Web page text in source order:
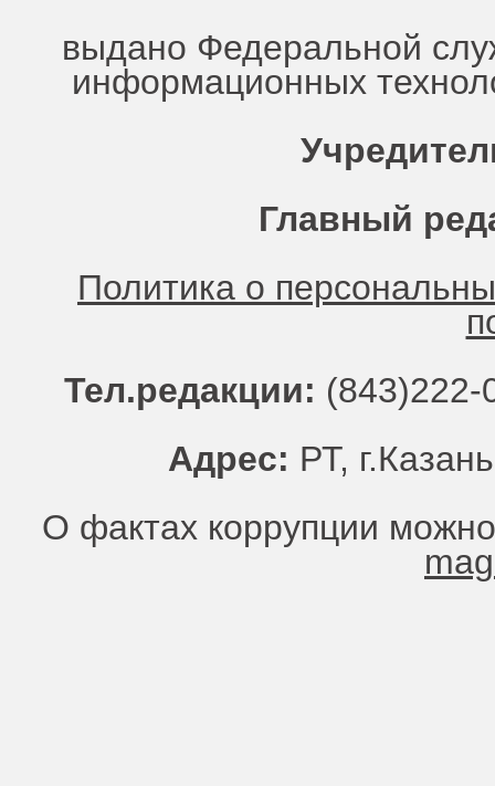
выдано Федеральной
информационных
Главный
Политика о
Тел.редакции:
Адрес: РТ,
О фактах коррупции